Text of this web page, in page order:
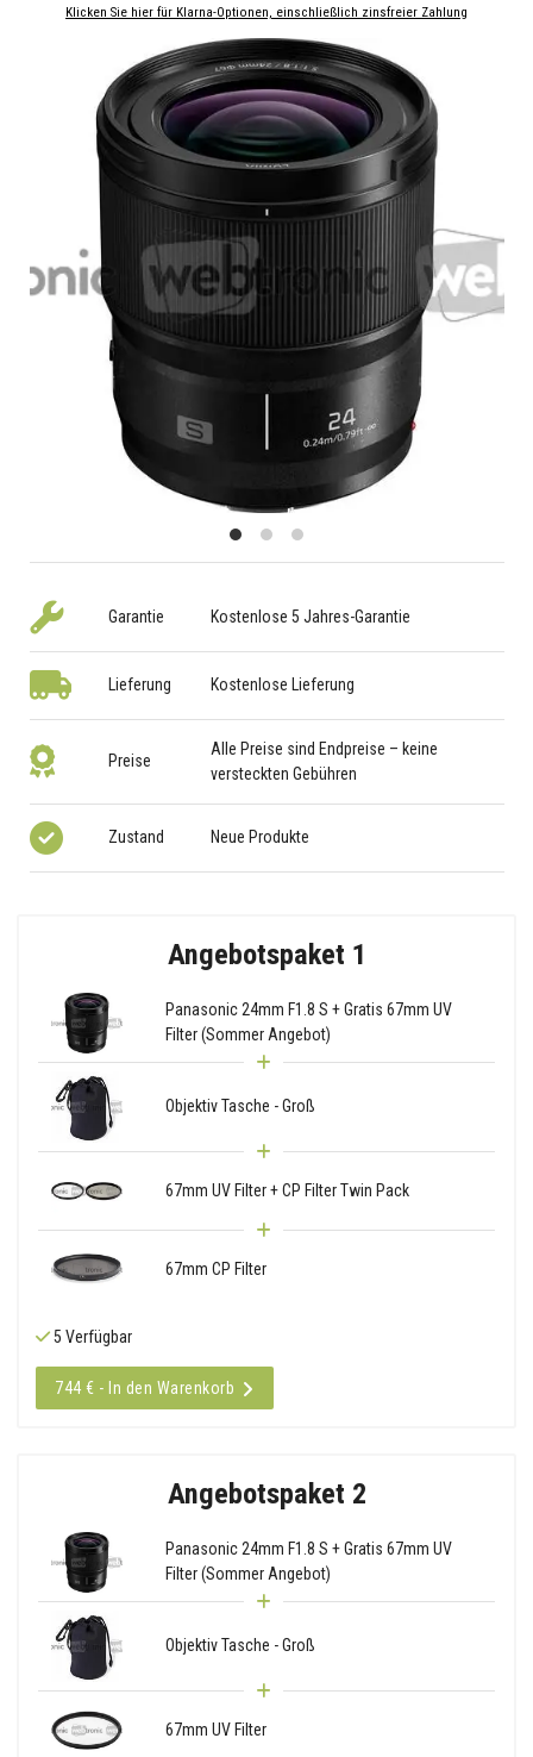
Klicken Sie hier für Klarna-Optionen, einschließlich zinsfreier Zahlung
Garantie Kostenlose 5 Jahres-Garantie
Lieferung Kostenlose Lieferung
Preise
Alle Preise sind Endpreise – keine
versteckten Gebühren
Zustand Neue Produkte
Angebotspaket 1
Panasonic 24mm F1.8 S + Gratis 67mm UV
Filter (Sommer Angebot)
Objektiv Tasche - Groß
67mm UV Filter + CP Filter Twin Pack
67mm CP Filter
5 Verfügbar
744 € - In den Warenkorb
Angebotspaket 2
Panasonic 24mm F1.8 S + Gratis 67mm UV
Filter (Sommer Angebot)
Objektiv Tasche - Groß
67mm UV Filter